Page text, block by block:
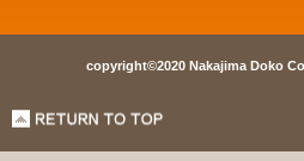
copyright©2020 Nakajima Doko